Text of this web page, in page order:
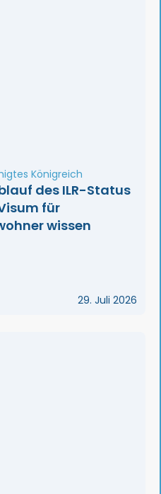
Königreich
des ILR-Status
für
wissen
29. Juli 2026